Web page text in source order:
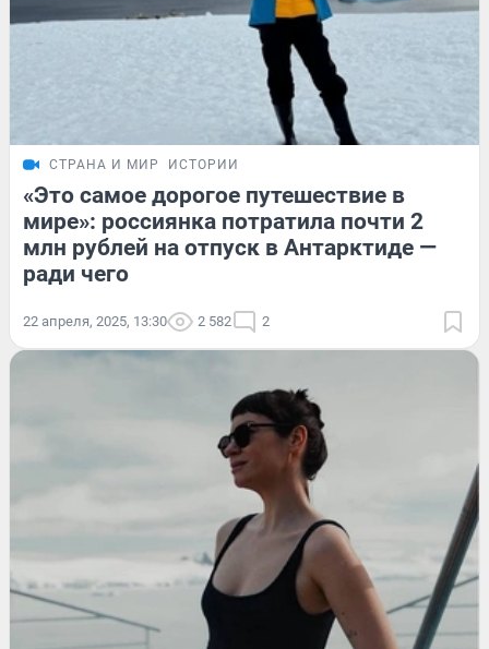
СТРАНА И МИР ИСТОРИИ
«Это самое дорогое путешествие в
мире»: россиянка потратила почти 2
млн рублей на отпуск в Антарктиде —
ради чего
22 апреля, 2025, 13:30 2 582 2